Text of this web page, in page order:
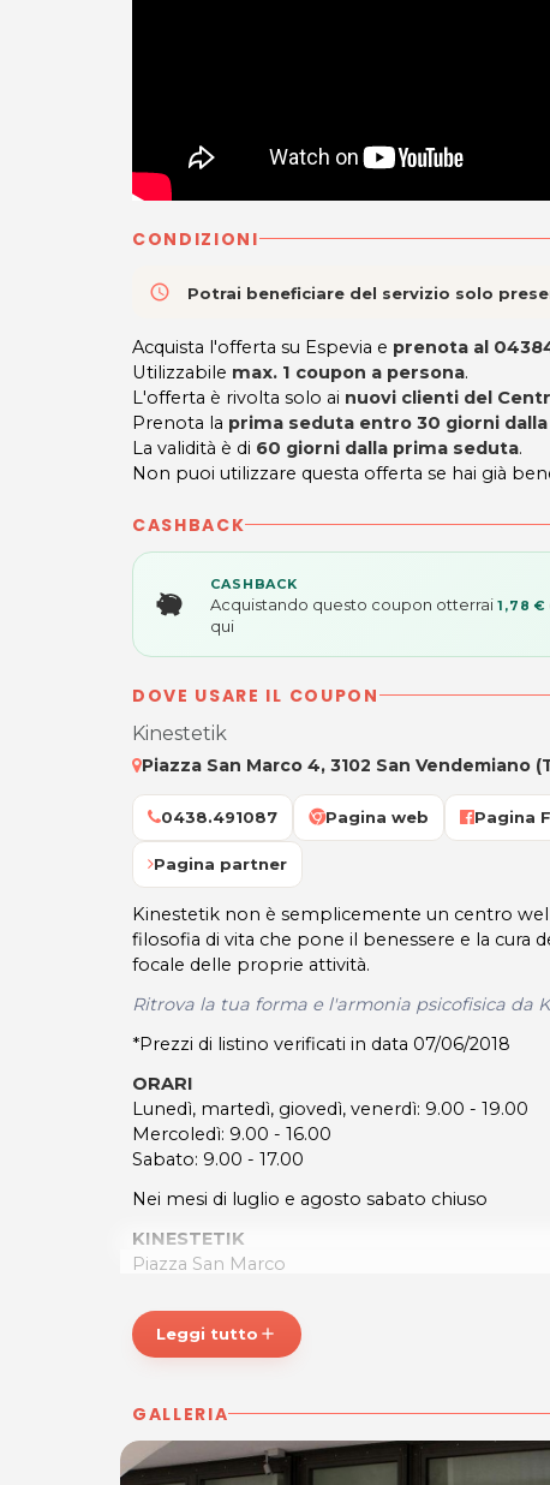
CONDIZIONI
access_time Potrai beneficiare del servizio solo
Acquista l'offerta su Espevia e prenota al
Utilizzabile max. 1 coupon a persona.
L'offerta è rivolta solo ai nuovi clienti del
Prenota la prima seduta entro 30 giorni
La validità è di 60 giorni dalla prima seduta.
Non puoi utilizzare questa offerta se hai già
CASHBACK
CASHBACK
Acquistando questo coupon otterrai 1,78 €
qui
DOVE USARE IL COUPON
Kinestetik
Piazza San Marco 4, 3102 San Vendemiano
0438.491087 Pagina web Pagina
Pagina partner
Kinestetik non è semplicemente un centro
filosofia di vita che pone il benessere e la cura
focale delle proprie attività.
Ritrova la tua forma e l'armonia psicofisica da
*Prezzi di listino verificati in data 07/06/2018
ORARI
Lunedì, martedì, giovedì, venerdì: 9.00 - 19.00
Mercoledì: 9.00 - 16.00
Sabato: 9.00 - 17.00
Nei mesi di luglio e agosto sabato chiuso
KINESTETIK
Piazza San Marco
Tel. 0438491087
P.IVA 01171880931
a posta@espevia.it
Leggi tutto add
GALLERIA